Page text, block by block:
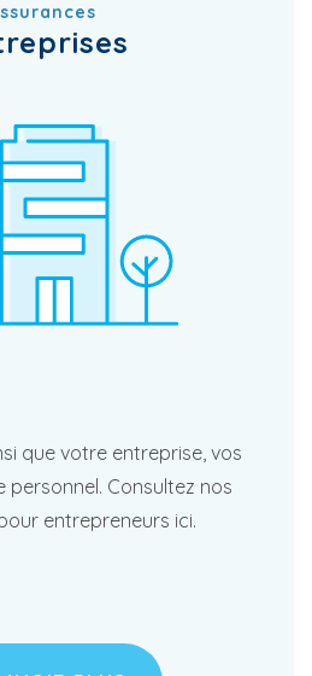
que votre entreprise, vos
Consultez nos
entrepreneurs ici.